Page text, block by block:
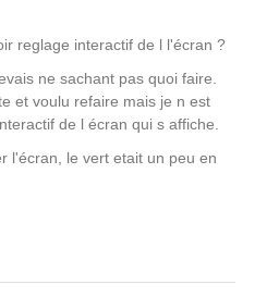
reglage interactif de l l'écran ?
ne sachant pas quoi faire.
et voulu refaire mais je n est
de l écran qui s affiche.
l'écran, le vert etait un peu en